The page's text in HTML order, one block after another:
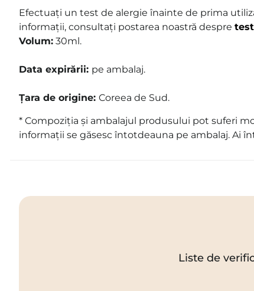
Efectuați un test de alergie înainte de prima
informații, consultați postarea noastră despre
Volum: 30ml.
Data expirării: pe ambalaj.
Țara de origine: Coreea de Sud.
* Compoziția și ambalajul produsului pot suferi
informații se găsesc întotdeauna pe ambalaj. Ai
Liste de